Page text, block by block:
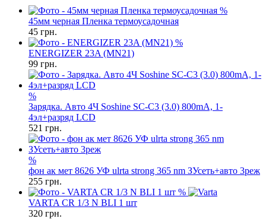
%
45мм черная Пленка термоусадочная
45 грн.
%
ENERGIZER 23A (MN21)
99 грн.
%
Зарядка. Авто 4Ч Soshine SC-C3 (3.0) 800mA, 1-
4эл+разряд LCD
521 грн.
%
фон ак мет 8626 УФ ulrta strong 365 nm ЗУсеть+авто 3реж
255 грн.
%
VARTA CR 1/3 N BLI 1 шт
320 грн.